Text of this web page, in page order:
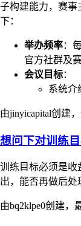
子构建能力，赛事
下：
举办频率：
官方社群及
会议目标：
系统介
由jinyicapital创建
想问下对训练
训练目标必须是收
出，能否再做后处
由bq2klpe0创建，